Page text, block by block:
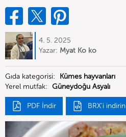
4. 5. 2025
Yazar: Myat Ko ko
Gıda kategorisi:
Kümes hayvanları
Yerel mutfak: Güneydoğu Asyalı
PDF İndir BRX'i indirin